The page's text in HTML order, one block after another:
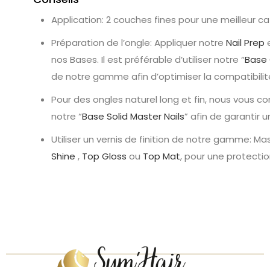
Application: 2 couches fines pour une meilleur
Préparation de l’ongle: Appliquer notre Nail Prep
nos Bases. Il est préférable d’utiliser notre “Base
de notre gamme afin d’optimiser la
Pour des ongles naturel long et fin, nous vous
notre “Base Solid Master Nails” afin de garantir
Utiliser un vernis de finition de notre gamme:
Shine , Top Gloss ou Top Mat, pour une